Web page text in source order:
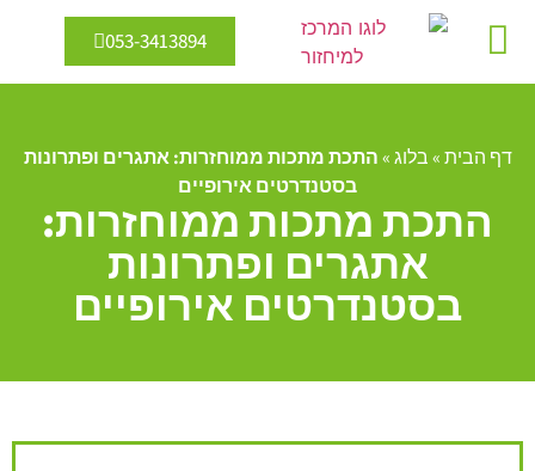
053-3413894
דף הבית»בלוג»התכת מתכות ממוחזרות: אתגרים ופתרונות
בסטנדרטים אירופיים
התכת מתכות ממוחזרות:
אתגרים ופתרונות
בסטנדרטים אירופיים